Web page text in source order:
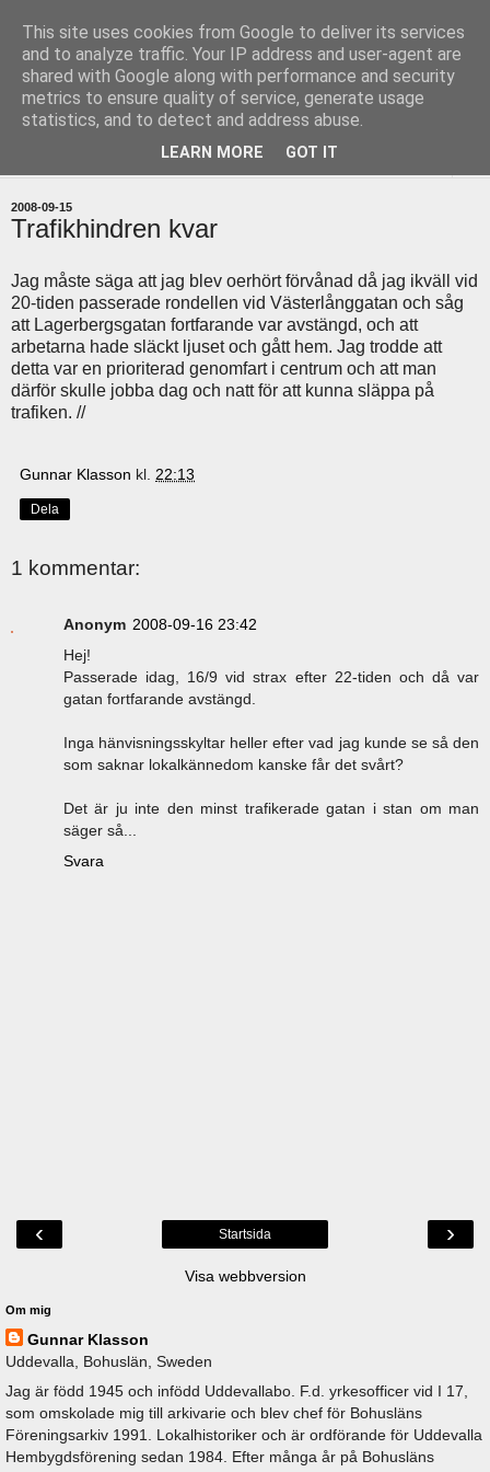
uddevallabloggen.se
med stort och smått från Uddevallas horisont
2008-09-15
Trafikhindren kvar
Jag måste säga att jag blev oerhört förvånad då jag ikväll vid
20-tiden passerade rondellen vid Västerlånggatan och såg
att Lagerbergsgatan fortfarande var avstängd, och att
arbetarna hade släckt ljuset och gått hem. Jag trodde att
detta var en prioriterad genomfart i centrum och att man
därför skulle jobba dag och natt för att kunna släppa på
trafiken. //
Gunnar Klasson kl. 22:13
Dela
1 kommentar:
Anonym 2008-09-16 23:42
Hej!
Passerade idag, 16/9 vid strax efter 22-tiden och då var
gatan fortfarande avstängd.
Inga hänvisningsskyltar heller efter vad jag kunde se så den
som saknar lokalkännedom kanske får det svårt?
Det är ju inte den minst trafikerade gatan i stan om man
säger så...
Svara
‹ ›
Startsida
Visa webbversion
Om mig
Gunnar Klasson
Uddevalla, Bohuslän, Sweden
Jag är född 1945 och infödd Uddevallabo. F.d. yrkesofficer vid I 17,
som omskolade mig till arkivarie och blev chef för Bohusläns
Föreningsarkiv 1991. Lokalhistoriker och är ordförande för Uddevalla
Hembygdsförening sedan 1984. Efter många år på Bohusläns
This site uses cookies from Google to deliver its services
and to analyze traffic. Your IP address and user-agent are
shared with Google along with performance and security
metrics to ensure quality of service, generate usage
statistics, and to detect and address abuse.
LEARN MORE GOT IT